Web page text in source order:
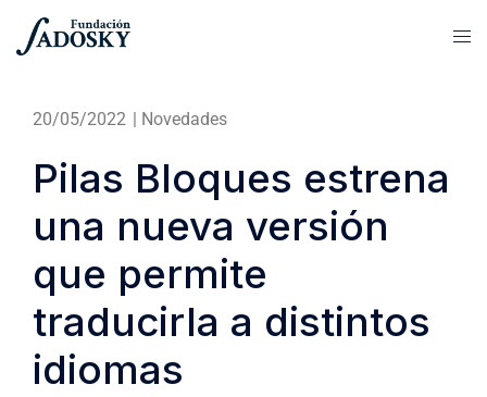
20/05/2022 | Novedades
Pilas Bloques estrena
una nueva versión
que permite
traducirla a distintos
idiomas